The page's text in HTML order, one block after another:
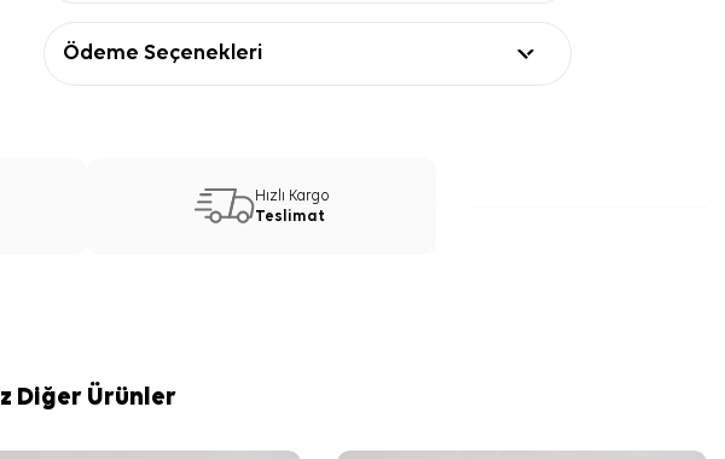
Ödeme Seçenekleri
Hızlı Kargo
Teslimat
Diğer Ürünler